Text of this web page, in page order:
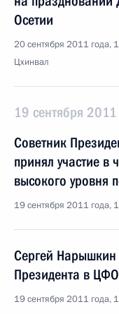
Осетии
20 сентября 2011 года,
Цхинвал
19 сентября
Советник
принял участие в
высокого уровня
19 сентября 2011 года,
Сергей Нарышкин
Президента в
19 сентября 2011 года,